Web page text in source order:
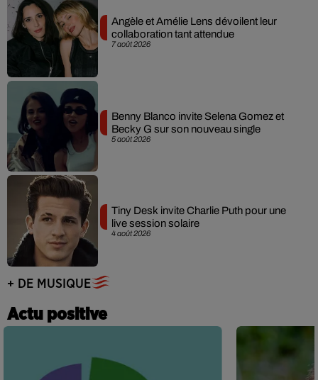
7 août 2026
Angèle et Amélie Lens dévoilent leur
collaboration tant attendue
5 août 2026
Benny Blanco invite Selena Gomez et
Becky G sur son nouveau single
4 août 2026
Tiny Desk invite Charlie Puth pour une
live session solaire
+ DE MUSIQUE
Actu positive